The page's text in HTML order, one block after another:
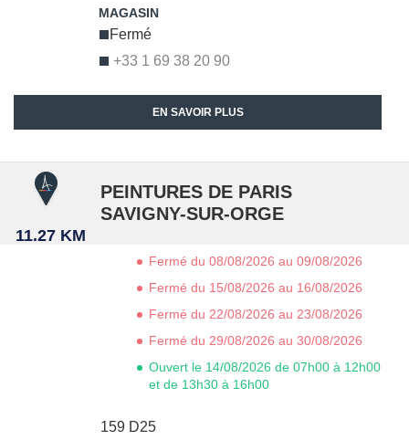
+33 1 69 38 20 90
Fermé
EN SAVOIR PLUS
11.27 KM
PEINTURES DE PARIS
SAVIGNY-SUR-ORGE
159 D25
Fermé du 08/08/2026 au 09/08/2026
Fermé du 15/08/2026 au 16/08/2026
Fermé du 22/08/2026 au 23/08/2026
Fermé du 29/08/2026 au 30/08/2026
Ouvert le 14/08/2026 de 07h00 à 12h00
et de 13h30 à 16h00